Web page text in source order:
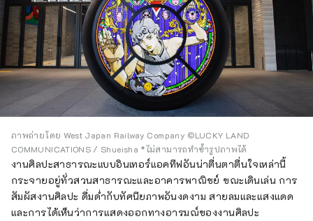
ภาพถ่ายโดย West Japan Railway Company ©LUCKY LAND
COMMUNICATIONS / Shueisha *ไม่สามารถทำซ้ำรูปภาพได้
งานศิลปะสาธารณะแบบอินเทอร์แอคทีฟอันน่าตื่นตาตื่นใจเหล่านี้
กระจายอยู่ทั่วสวนสาธารณะและอาคารพาณิชย์ ขณะเดินเล่น การ
สัมผัสงานศิลปะ ดื่มด่ำกับทัศนียภาพอันงดงาม สายลมและแสงแดด
และการได้เห็นว่าการแสดงออกทางอารมณ์ของงานศิลปะ